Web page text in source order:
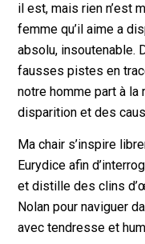
il est, mais rien n’est
femme qu’il aime a
absolu, insoutenable.
fausses pistes en
notre homme part à
disparition et des
Ma chair s’inspire
Eurydice afin
et distille des clins
Nolan pour naviguer
avec tendresse et